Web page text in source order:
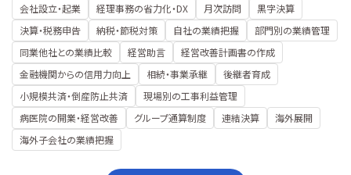
会社設立・起業 経理事務の省力化・DX 月次訪問
黒字決算
決算・税務申告
納税・節税対策 自社の業績把握
部門別の業績管理
同業他社との業績比較
経営助言
経営改善計画書の作成
金融機関からの信用力向上
相続・事業承継
後継者育成
小規模共済・倒産防止共済
現場別の工事利益管理
病医院の開業・経営改善
グループ通算制度 連結決算
海外展開
海外子会社の業績把握